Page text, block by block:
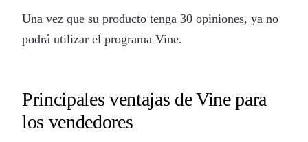
Una vez que su producto tenga 30 opiniones, ya no
podrá utilizar el programa Vine.
Principales ventajas de Vine para
los vendedores